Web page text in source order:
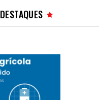
DESTAQUES